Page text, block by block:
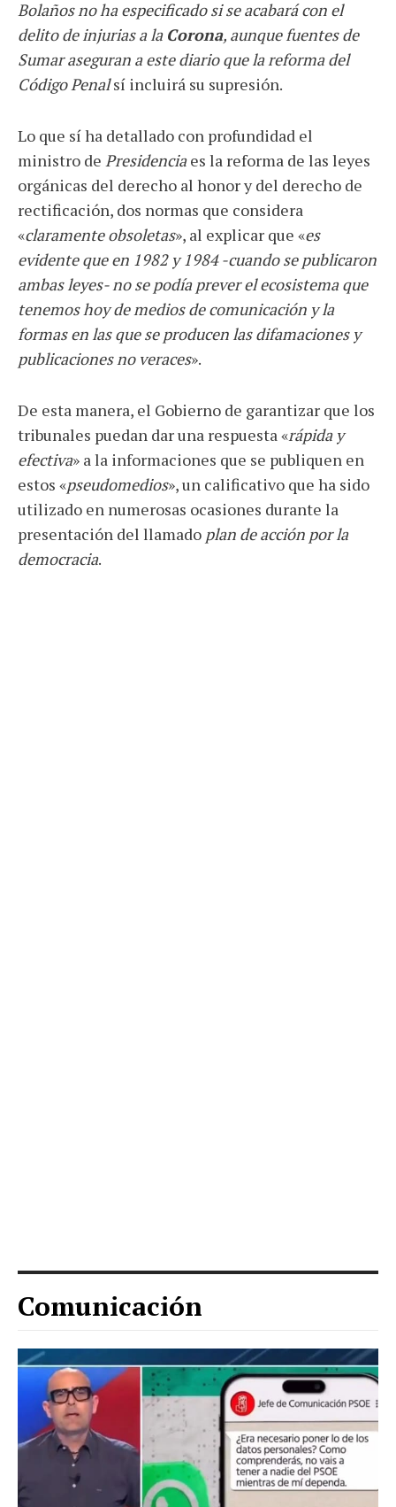
Bolaños no ha especificado si se acabará con el
delito de injurias a la Corona, aunque fuentes de
Sumar aseguran a este diario que la reforma del
Código Penalsí incluirá su supresión.
Lo que sí ha detallado con profundidad el
ministro de Presidenciaes la reforma de las leyes
orgánicas del derecho al honor y del derecho de
rectificación, dos normas que considera
«claramente obsoletas», al explicar que «es
evidente que en 1982 y 1984 -cuando se publicaron
ambas leyes- no se podía prever el ecosistema que
tenemos hoy de medios de comunicación y la
formas en las que se producen las difamaciones y
publicaciones no veraces».
De esta manera, el Gobierno de garantizar que los
tribunales puedan dar una respuesta «rápida y
efectiva» a la informaciones que se publiquen en
estos «pseudomedios», un calificativo que ha sido
utilizado en numerosas ocasiones durante la
presentación del llamado plan de acción por la
democracia.
Comunicación